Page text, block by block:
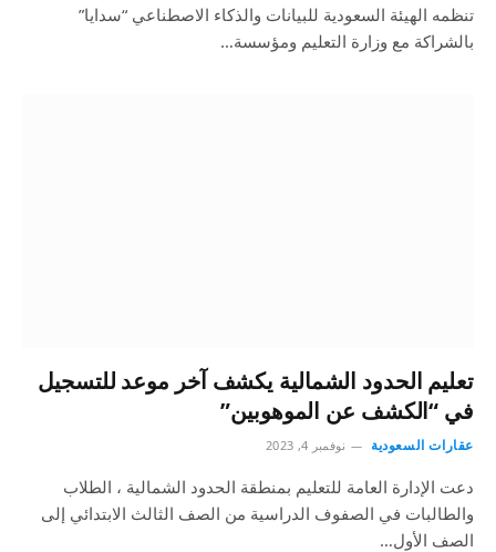
تنظمه الهيئة السعودية للبيانات والذكاء الاصطناعي “سدايا”
بالشراكة مع وزارة التعليم ومؤسسة…
تعليم الحدود الشمالية يكشف آخر موعد للتسجيل
في “الكشف عن الموهوبين”
عقارات السعودية نوفمبر 4, 2023
دعت الإدارة العامة للتعليم بمنطقة الحدود الشمالية ، الطلاب
والطالبات في الصفوف الدراسية من الصف الثالث الابتدائي إلى
الصف الأول…